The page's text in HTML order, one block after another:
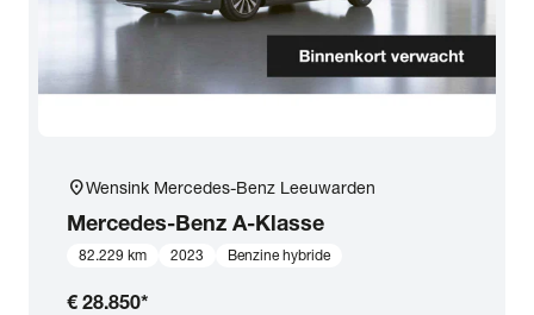
location_onWensink Mercedes-Benz Leeuwarden
Mercedes-Benz A-Klasse
82.229 km 2023 Benzine hybride
€ 28.850*